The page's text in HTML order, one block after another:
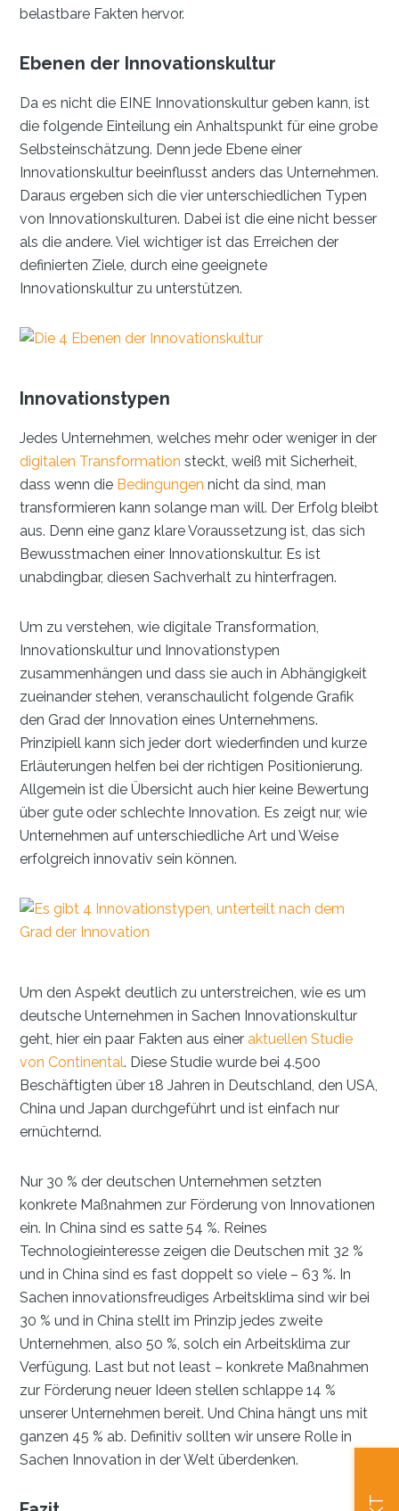
belastbare Fakten hervor.
Ebenen der Innovationskultur
Da es nicht die EINE Innovationskultur geben kann, ist
die folgende Einteilung ein Anhaltspunkt für eine grobe
Selbsteinschätzung. Denn jede Ebene einer
Innovationskultur beeinflusst anders das Unternehmen.
Daraus ergeben sich die vier unterschiedlichen Typen
von Innovationskulturen. Dabei ist die eine nicht besser
als die andere. Viel wichtiger ist das Erreichen der
definierten Ziele, durch eine geeignete
Innovationskultur zu unterstützen.
Innovationstypen
Jedes Unternehmen, welches mehr oder weniger in der
digitalen Transformation steckt, weiß mit Sicherheit,
dass wenn die Bedingungen nicht da sind, man
transformieren kann solange man will. Der Erfolg bleibt
aus. Denn eine ganz klare Voraussetzung ist, das sich
Bewusstmachen einer Innovationskultur. Es ist
unabdingbar, diesen Sachverhalt zu hinterfragen.
Um zu verstehen, wie digitale Transformation,
Innovationskultur und Innovationstypen
zusammenhängen und dass sie auch in Abhängigkeit
zueinander stehen, veranschaulicht folgende Grafik
den Grad der Innovation eines Unternehmens.
Prinzipiell kann sich jeder dort wiederfinden und kurze
Erläuterungen helfen bei der richtigen Positionierung.
Allgemein ist die Übersicht auch hier keine Bewertung
über gute oder schlechte Innovation. Es zeigt nur, wie
Unternehmen auf unterschiedliche Art und Weise
erfolgreich innovativ sein können.
Um den Aspekt deutlich zu unterstreichen, wie es um
deutsche Unternehmen in Sachen Innovationskultur
geht, hier ein paar Fakten aus eineraktuellen Studie
von Continental. Diese Studie wurde bei 4.500
Beschäftigten über 18 Jahren in Deutschland, den USA,
China und Japan durchgeführt und ist einfach nur
ernüchternd.
Nur 30 % der deutschen Unternehmen setzten
konkrete Maßnahmen zur Förderung von Innovationen
ein. In China sind es satte 54 %. Reines
Technologieinteresse zeigen die Deutschen mit 32 %
und in China sind es fast doppelt so viele – 63 %. In
Sachen innovationsfreudiges Arbeitsklima sind wir bei
30 % und in China stellt im Prinzip jedes zweite
Unternehmen, also 50 %, solch ein Arbeitsklima zur
Verfügung. Last but not least – konkrete Maßnahmen
zur Förderung neuer Ideen stellen schlappe 14 %
unserer Unternehmen bereit. Und China hängt uns mit
ganzen 45 % ab. Definitiv sollten wir unsere Rolle in
Sachen Innovation in der Welt überdenken.